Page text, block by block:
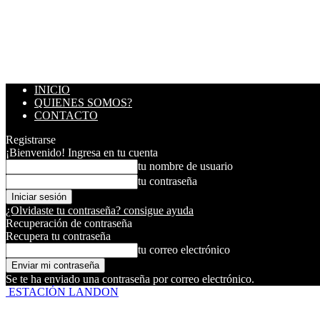
INICIO
QUIENES SOMOS?
CONTACTO
Registrarse
¡Bienvenido! Ingresa en tu cuenta
tu nombre de usuario
tu contraseña
¿Olvidaste tu contraseña? consigue ayuda
Recuperación de contraseña
Recupera tu contraseña
tu correo electrónico
Se te ha enviado una contraseña por correo electrónico.
ESTACIÓN LANDON